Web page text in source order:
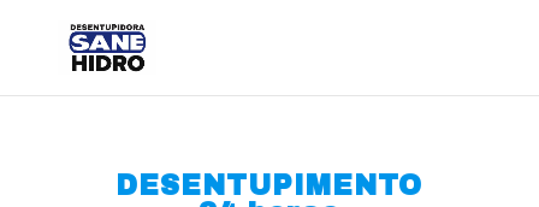
DESENTUPIMENTO